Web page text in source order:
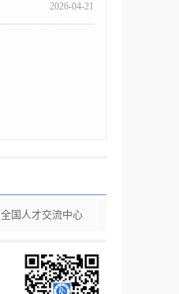
2026-04-21
全国人才交流中心